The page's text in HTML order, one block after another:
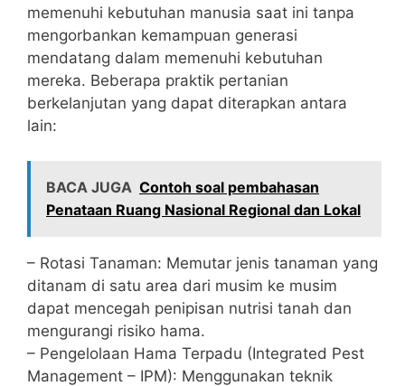
memenuhi kebutuhan manusia saat ini tanpa
mengorbankan kemampuan generasi
mendatang dalam memenuhi kebutuhan
mereka. Beberapa praktik pertanian
berkelanjutan yang dapat diterapkan antara
lain:
BACA JUGA Contoh soal pembahasan
Penataan Ruang Nasional Regional dan Lokal
– Rotasi Tanaman: Memutar jenis tanaman yang
ditanam di satu area dari musim ke musim
dapat mencegah penipisan nutrisi tanah dan
mengurangi risiko hama.
– Pengelolaan Hama Terpadu (Integrated Pest
Management – IPM): Menggunakan teknik